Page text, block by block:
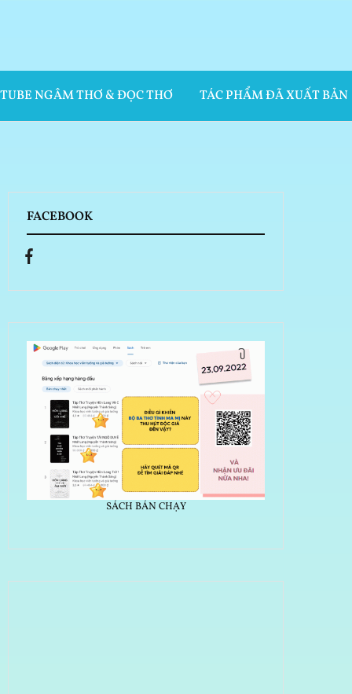
NGÂM THƠ & ĐỌC THƠ TÁC PHẨM ĐÃ XUẤT BẢN
FACEBOOK
SÁCH BÁN CHẠY